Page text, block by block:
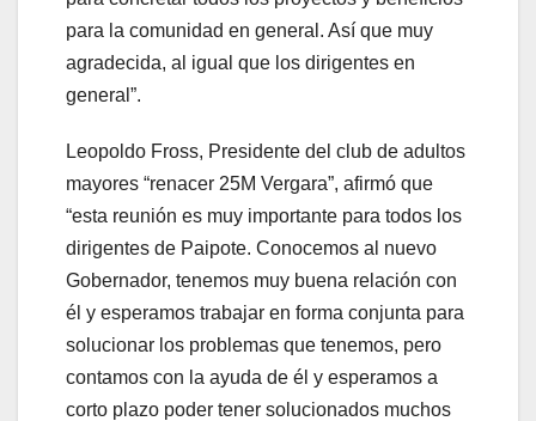
para la comunidad en general. Así que muy
agradecida, al igual que los dirigentes en
general”.
Leopoldo Fross, Presidente del club de adultos
mayores “renacer 25M Vergara”, afirmó que
“esta reunión es muy importante para todos los
dirigentes de Paipote. Conocemos al nuevo
Gobernador, tenemos muy buena relación con
él y esperamos trabajar en forma conjunta para
solucionar los problemas que tenemos, pero
contamos con la ayuda de él y esperamos a
corto plazo poder tener solucionados muchos